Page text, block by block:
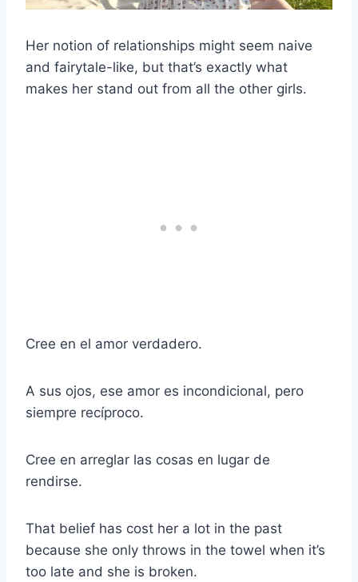
Her notion of relationships might seem naive
and fairytale-like, but that’s exactly what
makes her stand out from all the other girls.
Cree en el amor verdadero.
A sus ojos, ese amor es incondicional, pero
siempre recíproco.
Cree en arreglar las cosas en lugar de
rendirse.
That belief has cost her a lot in the past
because she only throws in the towel when it’s
too late and she is broken.